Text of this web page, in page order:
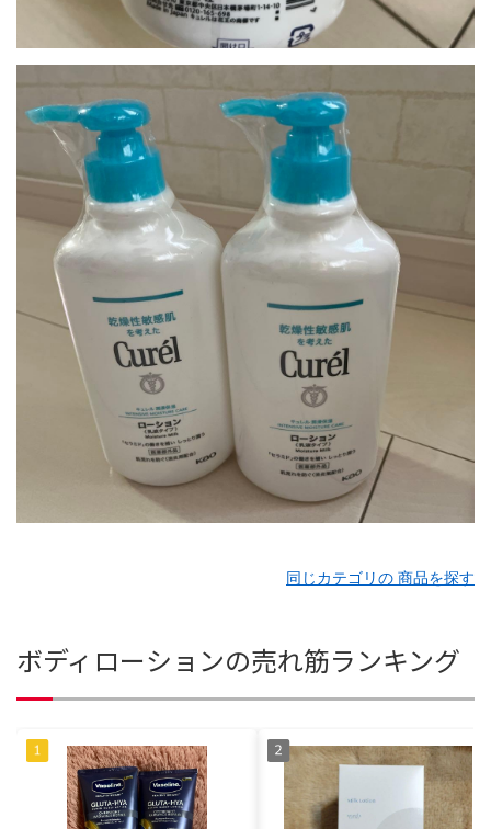
同じカテゴリの 商品を探す
ボディローションの売れ筋ランキング